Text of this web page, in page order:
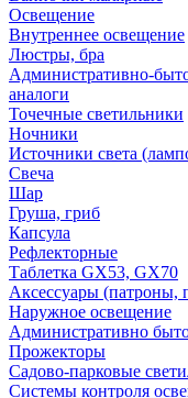
Освещение
Внутреннее освещение
Люстры, бра
Административно-
аналоги
Точечные светильники
Ночники
Источники света
Свеча
Шар
Груша, гриб
Капсула
Рефлекторные
Таблетка GX53, GX70
Аксессуары (патроны,
Наружное освещение
Административно
Прожекторы
Садово-парковые
Системы контроля